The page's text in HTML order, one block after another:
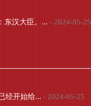
东汉大臣。... - 2024-05-25
经开始给... - 2024-05-25